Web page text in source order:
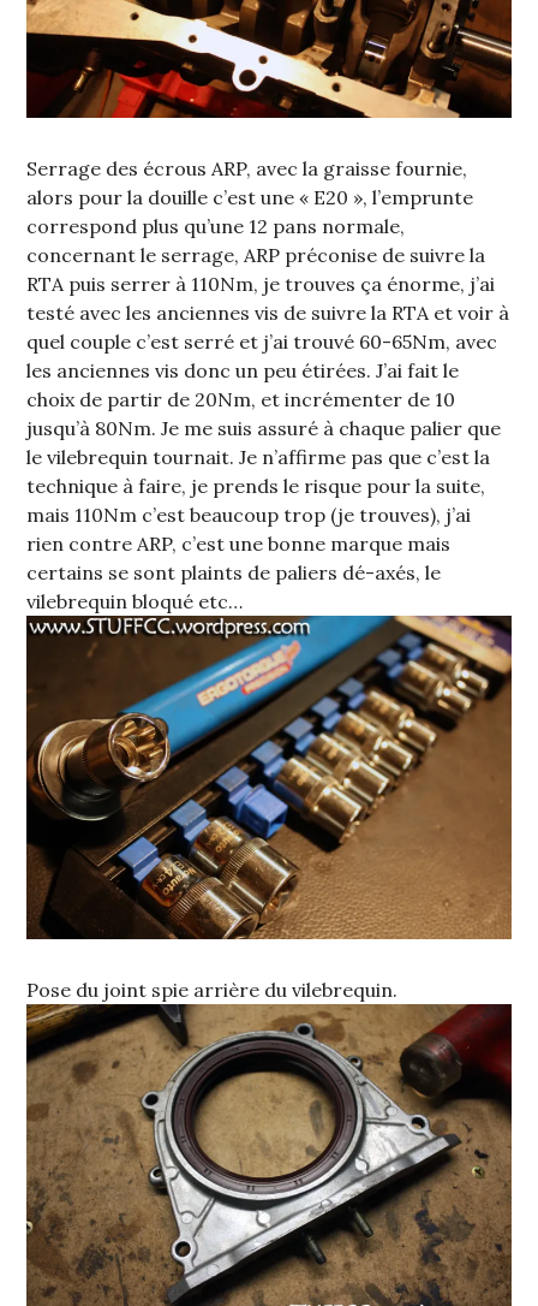
Serrage des écrous ARP, avec la graisse fournie,
alors pour la douille c’est une « E20 », l’emprunte
correspond plus qu’une 12 pans normale,
concernant le serrage, ARP préconise de suivre la
RTA puis serrer à 110Nm, je trouves ça énorme, j’ai
testé avec les anciennes vis de suivre la RTA et voir à
quel couple c’est serré et j’ai trouvé 60-65Nm, avec
les anciennes vis donc un peu étirées. J’ai fait le
choix de partir de 20Nm, et incrémenter de 10
jusqu’à 80Nm. Je me suis assuré à chaque palier que
le vilebrequin tournait. Je n’affirme pas que c’est la
technique à faire, je prends le risque pour la suite,
mais 110Nm c’est beaucoup trop (je trouves), j’ai
rien contre ARP, c’est une bonne marque mais
certains se sont plaints de paliers dé-axés, le
vilebrequin bloqué etc…
Pose du joint spie arrière du vilebrequin.